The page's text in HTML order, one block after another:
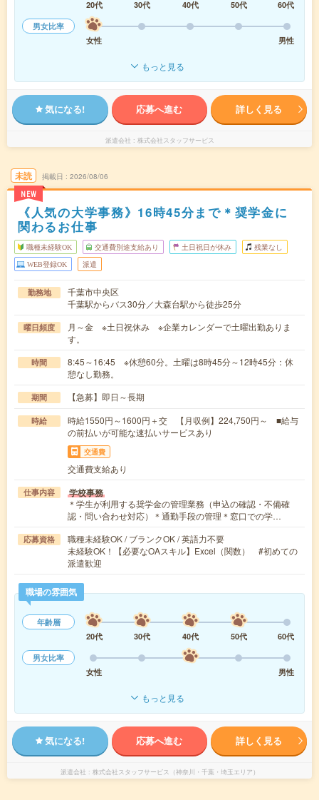
20代
30代 40代 50代
60代
男女比率
女性
男性
もっと見る
気になる! 応募へ進む 詳しく見る
派遣会社 株式会社スタッフサービス
未読
NEW
掲載日 2026/08/06
《人気の大学事務》16時45分まで＊奨学金に
関わるお仕事
職種未経験OK 交通費別途支給あり 土日祝日が休み 残業なし
WEB登録OK 派遣
勤務地
千葉市中央区
千葉駅からバス30分／大森台駅から徒歩25分
曜日頻度
月～金 ※土日祝休み ※企業カレンダーで土曜出勤ありま
す。
時間
8:45～16:45 ※休憩60分。土曜は8時45分～12時45分：休
憩なし勤務。
期間 【急募】即日～長期
時給
時給1550円～1600円＋交 【月収例】224,750円～ ■給与
の前払いが可能な速払いサービスあり
交通費
交通費支給あり
仕事内容 学校事務
＊学生が利用する奨学金の管理業務（申込の確認・不備確
認・問い合わせ対応）＊通勤手段の管理＊窓口での学…
応募資格
職種未経験OK / ブランクOK / 英語力不要
未経験OK！【必要なOAスキル】Excel（関数） #初めての
派遣歓迎
職場の雰囲気
年齢層
20代
30代 40代 50代
60代
男女比率
女性
男性
もっと見る
気になる! 応募へ進む 詳しく見る
派遣会社 株式会社スタッフサービス（神奈川・千葉・埼玉エリア）